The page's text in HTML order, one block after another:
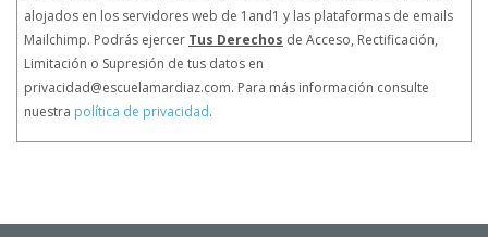
alojados en los servidores web de 1and1 y las plataformas de emails
Mailchimp. Podrás ejercer Tus Derechos de Acceso, Rectificación,
Limitación o Supresión de tus datos en
privacidad@escuelamardiaz.com. Para más información consulte
nuestra política de privacidad.